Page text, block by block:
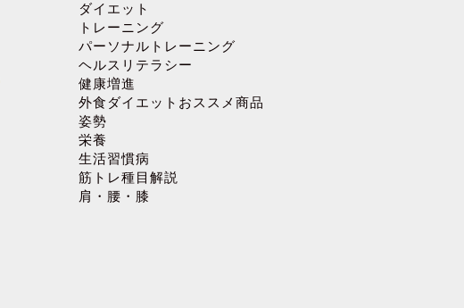
ダイエット
トレーニング
パーソナルトレーニング
ヘルスリテラシー
健康増進
外食ダイエットおススメ商品
姿勢
栄養
生活習慣病
筋トレ種目解説
肩・腰・膝